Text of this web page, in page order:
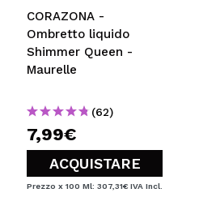
CORAZONA -
Ombretto liquido
Shimmer Queen -
Maurelle
(62)
7,99€
ACQUISTARE
Prezzo x 100 Ml: 307,31€ IVA Incl.